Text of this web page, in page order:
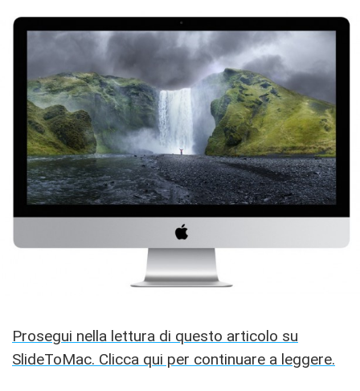
Prosegui nella lettura di questo articolo su
SlideToMac. Clicca qui per continuare a leggere.